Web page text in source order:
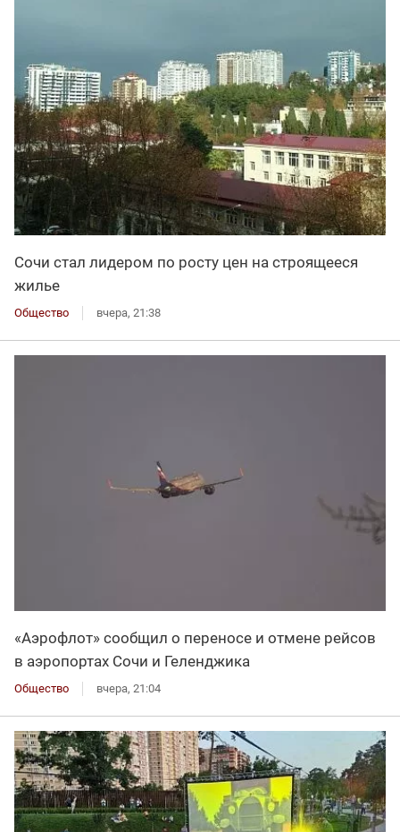
Сочи стал лидером по росту цен на строящееся
жилье
Общество вчера, 21:38
«Аэрофлот» сообщил о переносе и отмене рейсов
в аэропортах Сочи и Геленджика
Общество вчера, 21:04